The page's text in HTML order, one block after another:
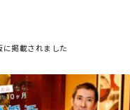
に掲載されました